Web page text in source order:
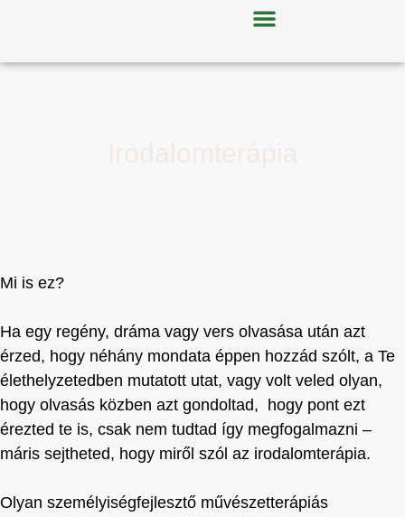
Irodalomterápia
Mi is ez?
Ha egy regény, dráma vagy vers olvasása után azt
érzed, hogy néhány mondata éppen hozzád szólt, a Te
élethelyzetedben mutatott utat, vagy volt veled olyan,
hogy olvasás közben azt gondoltad, hogy pont ezt
érezted te is, csak nem tudtad így megfogalmazni –
máris sejtheted, hogy miről szól az irodalomterápia.
Olyan személyiségfejlesztő művészetterápiás